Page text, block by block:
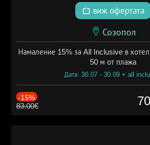
виж офертата
Созопол
Намаление 15% за All Inclusive в
50 м от плажа
Дата: 30.07 - 30.09 + all
-15%
83.00€ 70